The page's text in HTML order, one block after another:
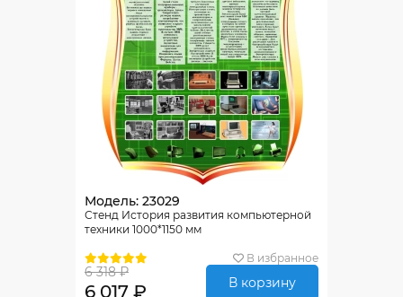
Модель: 23029
Стенд История развития компьютерной
техники 1000*1150 мм
В избранное
6 318 ₽
6 017 ₽ В корзину